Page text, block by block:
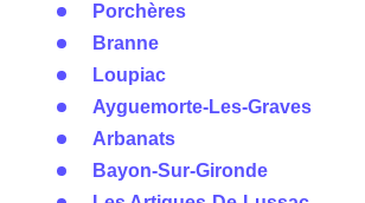
Porchères
Branne
Loupiac
Ayguemorte-Les-Graves
Arbanats
Bayon-Sur-Gironde